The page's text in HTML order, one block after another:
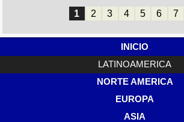
1 2 3 4 5 6 7
INICIO
LATINOAMERICA
NORTE AMERICA
EUROPA
ASIA